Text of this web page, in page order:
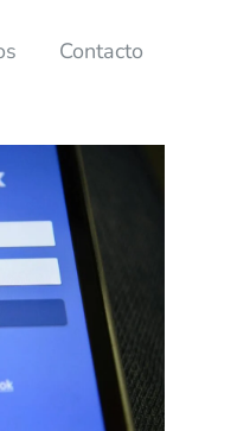
Contacto